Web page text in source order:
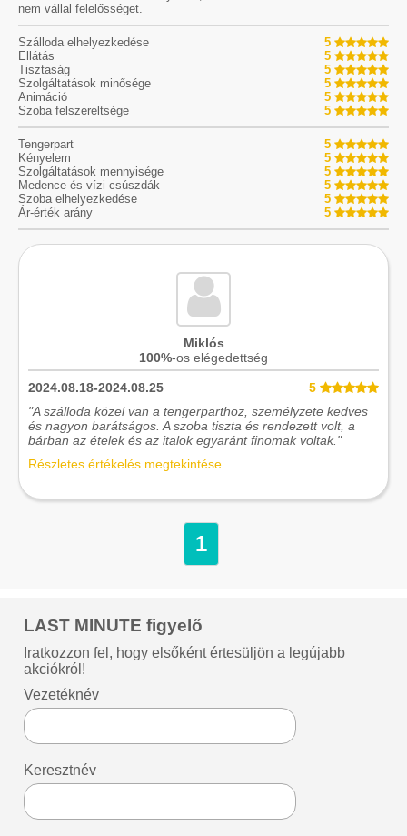
nem vállal felelősséget.
Szálloda elhelyezkedése
5
Ellátás
5
Tisztaság
5
Szolgáltatások minősége
5
Animáció
5
Szoba felszereltsége
5
Tengerpart
5
Kényelem
5
Szolgáltatások mennyisége
5
Medence és vízi csúszdák
5
Szoba elhelyezkedése
5
Ár-érték arány
5
Miklós
100%-os elégedettség
2024.08.18-2024.08.25
5
"A szálloda közel van a tengerparthoz, személyzete kedves
és nagyon barátságos. A szoba tiszta és rendezett volt, a
bárban az ételek és az italok egyaránt finomak voltak."
Részletes értékelés megtekintése
1
LAST MINUTE figyelő
Iratkozzon fel, hogy elsőként értesüljön a legújabb
akciókról!
Vezetéknév
Keresztnév